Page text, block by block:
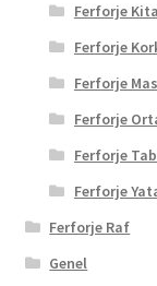
Ferforje
Ferforje
Ferforje
Ferforje
Ferforje
Ferforje
Ferforje Raf
Genel